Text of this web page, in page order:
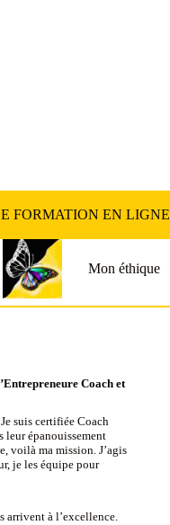
FORMATION EN LIGNE
Mon éthique
Coach et
suis certifiée Coach
leur épanouissement
voilà ma mission. J’agis
je les équipe pour
arrivent à l’excellence.